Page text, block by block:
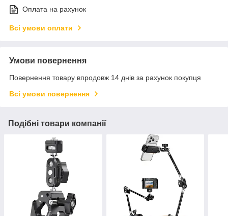
Оплата на рахунок
Всі умови оплати
Умови повернення
Повернення товару впродовж 14 днів за рахунок покупця
Всі умови повернення
Подібні товари компанії